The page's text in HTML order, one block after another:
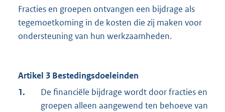
Fracties en groepen ontvangen een bijdrage als
tegemoetkoming in de kosten die zij maken voor
ondersteuning van hun werkzaamheden.
Artikel 3 Bestedingsdoeleinden
1.
De financiële bijdrage wordt door fracties en
groepen alleen aangewend ten behoeve van